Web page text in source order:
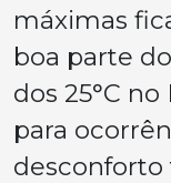
máximas
boa parte
dos 25°C
para